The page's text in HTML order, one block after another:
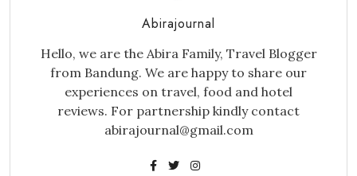
Abirajournal
Hello, we are the Abira Family, Travel Blogger
from Bandung. We are happy to share our
experiences on travel, food and hotel
reviews. For partnership kindly contact
abirajournal@gmail.com